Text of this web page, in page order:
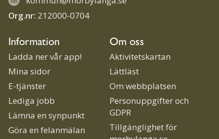
Org.nr: 212000-0704
Information
Ladda ner vår app!
Mina sidor
E-tjänster
Lediga jobb
Lämna en synpunkt
Göra en felanmälan
Om oss
Aktivitetskartan
Lättläst
Om webbplatsen
Personuppgifter och
GDPR
Tillgänglighet för